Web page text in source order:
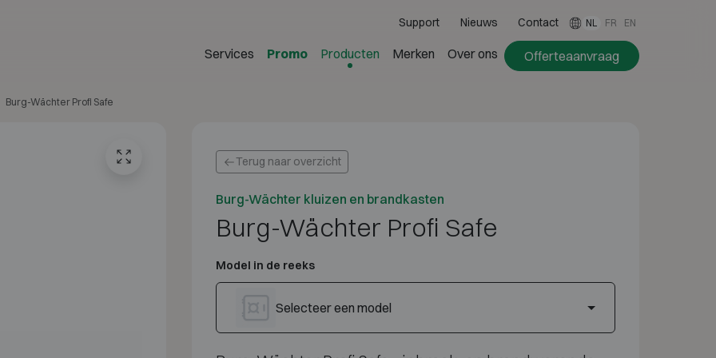
Support Nieuws Contact NL FR EN
Services Promo Producten Merken Over ons Offerteaanvraag
Burg-Wächter Profi Safe
Terug naar overzicht
Burg-Wächter kluizen en brandkasten
Burg-Wächter Profi Safe
Model in de reeks
Selecteer een model